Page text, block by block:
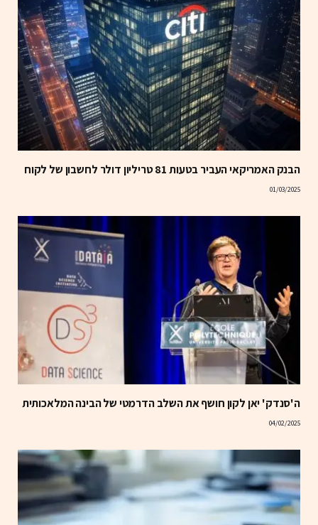
הבנק האמריקאי העביר בטעות 81 טריליון דולר לחשבון של לקוח
01/03/2025
ה'סנדק' יאן לקון חושף את השלב הדרמטי של הבינה המלאכותית
04/02/2025